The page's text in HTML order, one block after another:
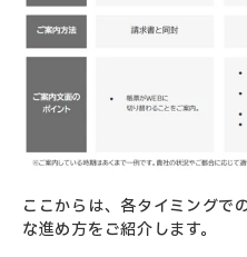
ここからは、各タイミングで
な進め方をご紹介します。